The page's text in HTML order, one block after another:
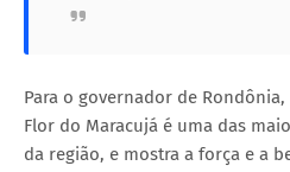
Para o governador de
Flor do Maracujá é uma das
da região, e mostra a força e a